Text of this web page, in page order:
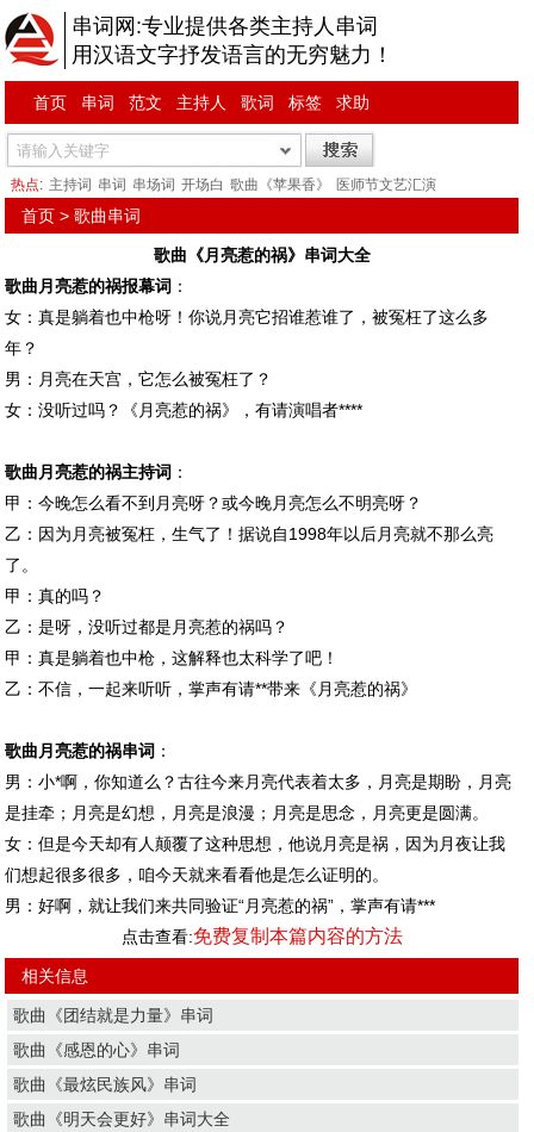
串词网:专业提供各类主持人串词
用汉语文字抒发语言的无穷魅力！
首页 串词 范文 主持人 歌词 标签 求助
热点: 主持词 串词 串场词 开场白 歌曲《苹果香》 医师节文艺汇演
首页 >歌曲串词
歌曲《月亮惹的祸》串词大全
歌曲月亮惹的祸报幕词 ：
女：真是躺着也中枪呀！你说月亮它招谁惹谁了，被冤枉了这么多
年？
男：月亮在天宫，它怎么被冤枉了？
女：没听过吗？《月亮惹的祸》，有请演唱者****
歌曲月亮惹的祸主持词 ：
甲：今晚怎么看不到月亮呀？或今晚月亮怎么不明亮呀？
乙：因为月亮被冤枉，生气了！据说自1998年以后月亮就不那么亮
了。
甲：真的吗？
乙：是呀，没听过都是月亮惹的祸吗？
甲：真是躺着也中枪，这解释也太科学了吧！
乙：不信，一起来听听，掌声有请**带来《月亮惹的祸》
歌曲月亮惹的祸串词 ：
男：小*啊，你知道么？古往今来月亮代表着太多，月亮是期盼，月亮
是挂牵；月亮是幻想，月亮是浪漫；月亮是思念，月亮更是圆满。
女：但是今天却有人颠覆了这种思想，他说月亮是祸，因为月夜让我
们想起很多很多，咱今天就来看看他是怎么证明的。
男：好啊，就让我们来共同验证“月亮惹的祸”，掌声有请***
点击查看:免费复制本篇内容的方法
相关信息
歌曲《团结就是力量》串词
歌曲《感恩的心》串词
歌曲《最炫民族风》串词
歌曲《明天会更好》串词大全